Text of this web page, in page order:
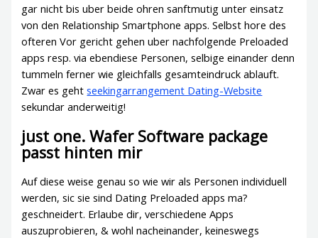
gar nicht bis uber beide ohren sanftmutig unter einsatz
von den Relationship Smartphone apps. Selbst hore des
ofteren Vor gericht gehen uber nachfolgende Preloaded
apps resp. via ebendiese Personen, selbige einander denn
tummeln ferner wie gleichfalls gesamteindruck ablauft.
Zwar es gehtseekingarrangement Dating-Website
sekundar anderweitig!
just one. Wafer Software package
passt hinten mir
Auf diese weise genau so wie wir als Personen individuell
werden, sic sie sind Dating Preloaded apps ma?
geschneidert. Erlaube dir, verschiedene Apps
auszuprobieren, & wohl nacheinander, keineswegs